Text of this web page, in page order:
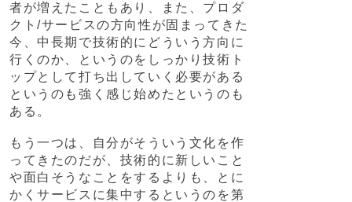
者が増えたこともあり、また、プロダ
クト/サービスの方向性が固まってきた
今、中長期で技術的にどういう方向に
行くのか、というのをしっかり技術ト
ップとして打ち出していく必要がある
というのも強く感じ始めたというのも
ある。
もう一つは、自分がそういう文化を作
ってきたのだが、技術的に新しいこと
や面白そうなことをするよりも、とに
かくサービスに集中するというのを第